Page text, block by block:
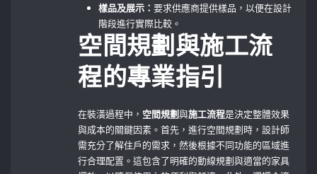
樣品及展示：要求供應商提供樣品，以便在設計
階段進行實際比較。
空間規劃與施工流
程的專業指引
在裝潢過程中， 空間規劃與施工流程是決定整體效果
與成本的關鍵因素。首先，進行空間規劃時，設計師
需充分了解住戶的需求，然後根據不同功能的區域進
行合理配置。這包含了明確的動線規劃與適當的家具